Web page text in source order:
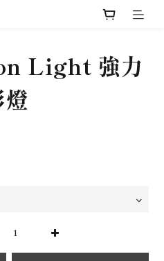
Light 強力